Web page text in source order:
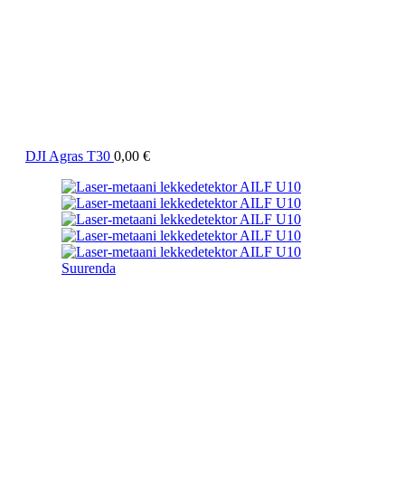
DJI Agras T30 0,00 €
Suurenda